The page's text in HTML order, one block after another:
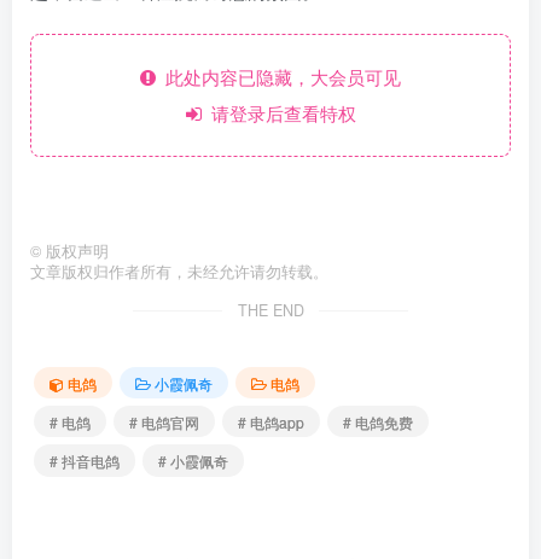
此处内容已隐藏，大会员可见
请登录后查看特权
© 版权声明
文章版权归作者所有，未经允许请勿转载。
THE END
电鸽 小霞佩奇
电鸽
# 电鸽
# 电鸽官网 # 电鸽app
# 电鸽免费
# 抖音电鸽
# 小霞佩奇